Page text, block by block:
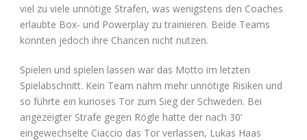
viel zu viele unnötige Strafen, was wenigstens den Coaches
erlaubte Box- und Powerplay zu trainieren. Beide Teams
konnten jedoch ihre Chancen nicht nutzen.
Spielen und spielen lassen war das Motto im letzten
Spielabschnitt. Kein Team nahm mehr unnötige Risiken und
so führte ein kurioses Tor zum Sieg der Schweden. Bei
angezeigter Strafe gegen Rögle hatte der nach 30‘
eingewechselte Ciaccio das Tor verlassen, Lukas Haas